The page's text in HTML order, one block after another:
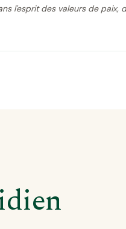
l'esprit des valeurs de paix,